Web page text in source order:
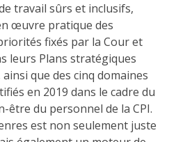
travail sûrs et inclusifs,
œuvre pratique des
fixés par la Cour et
leurs Plans stratégiques
que des cinq domaines
en 2019 dans le cadre du
être du personnel de la CPI.
est non seulement juste